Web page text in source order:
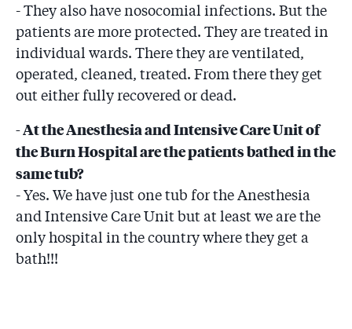
- They also have nosocomial infections. But the
patients are more protected. They are treated in
individual wards. There they are ventilated,
operated, cleaned, treated. From there they get
out either fully recovered or dead.
- At the Anesthesia and Intensive Care Unit of
the Burn Hospital are the patients bathed in the
same tub?
- Yes. We have just one tub for the Anesthesia
and Intensive Care Unit but at least we are the
only hospital in the country where they get a
bath!!!